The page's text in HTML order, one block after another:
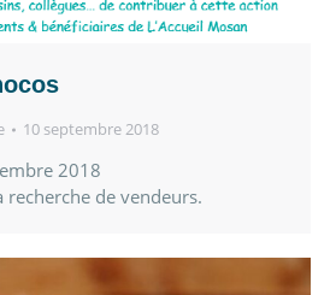
10 septembre 2018
2018
recherche de vendeurs.